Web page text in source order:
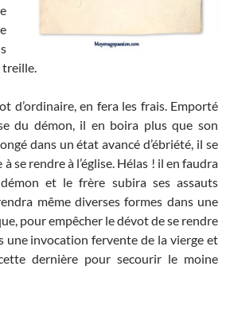
treille.
d’ordinaire, en fera les frais. Emporté
du démon, il en boira plus que son
dans un état avancé d’ébriété, il se
se rendre à l’église. Hélas ! il en faudra
et le frère subira ses assauts
même diverses formes dans une
pour empêcher le dévot de se rendre
une invocation fervente de la vierge et
dernière pour secourir le moine